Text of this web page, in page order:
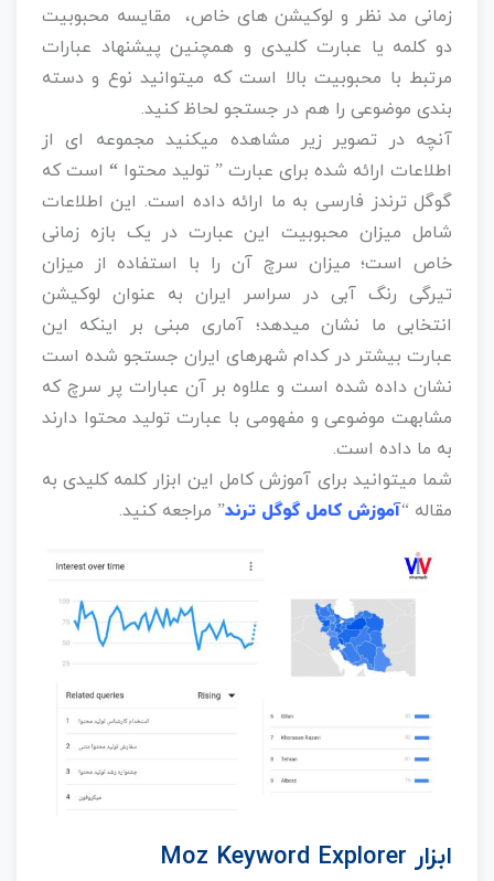
زمانی مد نظر و لوکیشن های خاص، مقایسه محبوبیت
دو کلمه یا عبارت کلیدی و همچنین پیشنهاد عبارات
مرتبط با محبوبیت بالا است که میتوانید نوع و دسته
بندی موضوعی را هم در جستجو لحاظ کنید.
آنچه در تصویر زیر مشاهده میکنید مجموعه ای از
اطلاعات ارائه شده برای عبارت ” تولید محتوا “ است که
گوگل ترندز فارسی به ما ارائه داده است. این اطلاعات
شامل میزان محبوبیت این عبارت در یک بازه زمانی
خاص است؛ میزان سرچ آن را با استفاده از میزان
تیرگی رنگ آبی در سراسر ایران به عنوان لوکیشن
انتخابی ما نشان میدهد؛ آماری مبنی بر اینکه این
عبارت بیشتر در کدام شهرهای ایران جستجو شده است
نشان داده شده است و علاوه بر آن عبارات پر سرچ که
مشابهت موضوعی و مفهومی با عبارت تولید محتوا دارند
به ما داده است.
شما میتوانید برای آموزش کامل این ابزار کلمه کلیدی به
مقاله “آموزش کامل گوگل ترند” مراجعه کنید.
ابزار Moz Keyword Explorer